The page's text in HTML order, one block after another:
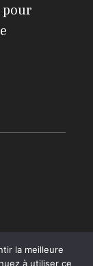
pour
la meilleure
à utiliser ce